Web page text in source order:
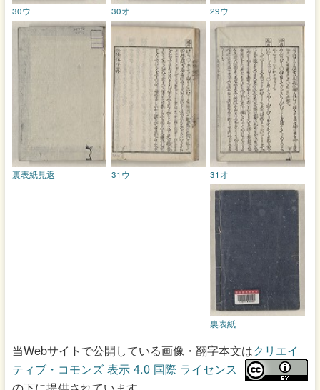
29ウ
30オ
30ウ
31オ
31ウ
裏表紙見返
裏表紙
当Webサイトで公開している画像・翻字本文はクリエイ
ティブ・コモンズ 表示 4.0 国際 ライセンス